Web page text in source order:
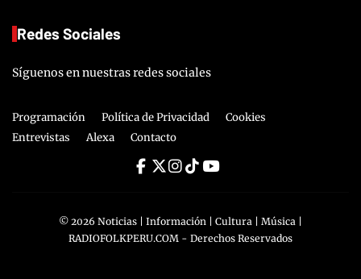
Redes Sociales
Síguenos en nuestras redes sociales
Programación Política de Privacidad
Cookies
Entrevistas
Alexa Contacto
© 2026 Noticias | Información | Cultura | Música |
RADIOFOLKPERU.COM - Derechos Reservados